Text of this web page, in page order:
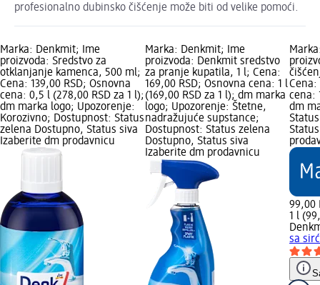
profesionalno dubinsko čišćenje može biti od velike pomoći.
Marka: Denkmit; Ime
proizvoda: Sredstvo za
otklanjanje kamenca, 500 ml;
Cena: 139,00 RSD; Osnovna
cena: 0,5 l (278,00 RSD za 1 l);
dm marka logo; Upozorenje:
Korozivno; Dostupnost: Status
zelena Dostupno, Status siva
Izaberite dm prodavnicu
Marka: Denkmit; Ime
proizvoda: Denkmit sredstvo
za pranje kupatila, 1 l; Cena:
169,00 RSD; Osnovna cena: 1 l
(169,00 RSD za 1 l); dm marka
logo; Upozorenje: Štetne,
nadražujuće supstance;
Dostupnost: Status zelena
Dostupno, Status siva
Izaberite dm prodavnicu
Cena:
cena:
dm
99,00
1 l
sa